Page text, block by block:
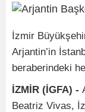
İzmir
Arjantin’in
beraberindeki
İZMİR (İGFA) -
Beatriz Vivas,